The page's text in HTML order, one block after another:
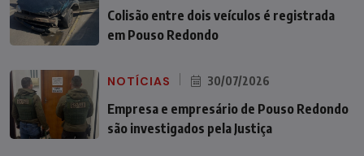
Colisão entre dois veículos é registrada
em Pouso Redondo
NOTÍCIAS 30/07/2026
Empresa e empresário de Pouso Redondo
são investigados pela Justiça